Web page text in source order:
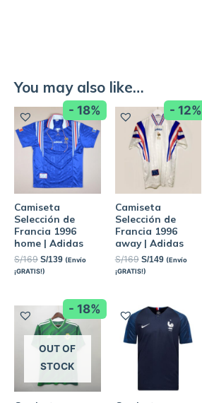
You may also like…
- 18%
Camiseta
Selección de
Francia 1996
home | Adidas
S/169 S/139 (Envío
¡GRATIS!)
- 12%
Camiseta
Selección de
Francia 1996
away | Adidas
S/169 S/149 (Envío
¡GRATIS!)
- 18%
OUT OF
STOCK